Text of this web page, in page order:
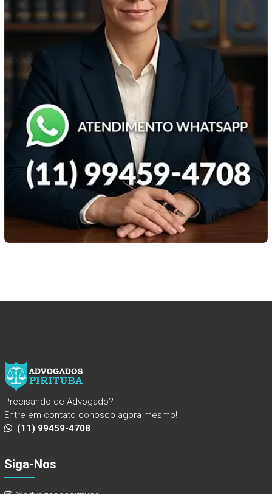
Precisando de Advogado?
Entre em contato conosco agora mesmo!
(11) 99459-4708
Siga-Nos